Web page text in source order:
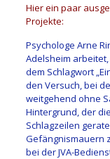
Hier ein paar
Projekte:
Psychologe Arne
Adelsheim
dem Schlagwort
den Versuch, bei
weitgehend ohne
Hintergrund, der
Schlagzeilen
Gefängnismauern
bei der JVA-